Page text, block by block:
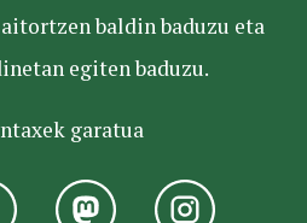
baldin baduzu eta
egiten baduzu.
garatua